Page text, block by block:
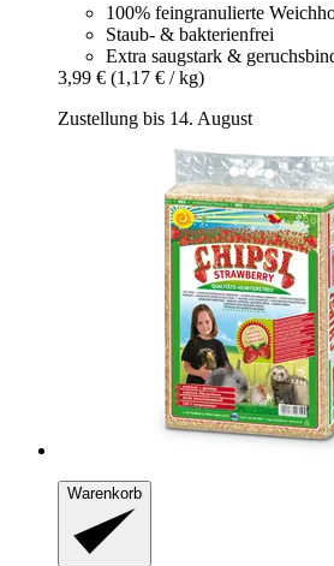
100% feingranulierte
Staub- & bakterienfrei
Extra saugstark &
3,99 € (1,17 € / kg)
Zustellung bis 14. August
Warenkorb